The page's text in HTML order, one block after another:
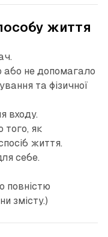
життя
або не допомагало
та фізичної
входу.
того, як
життя.
себе.
повністю
змісту.)